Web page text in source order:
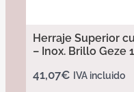
Herraje Superior
– Inox. Brillo Geze
41,07€ IVA incluido